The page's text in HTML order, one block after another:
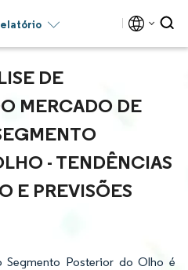
DE
MERCADO DE
- TENDÊNCIAS
E PREVISÕES
Posterior do Olho é